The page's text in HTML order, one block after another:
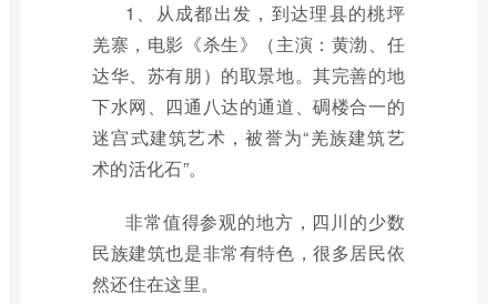
1、从成都出发，到达理县的桃坪
羌寨，电影《杀生》（主演：黄渤、任
达华、苏有朋）的取景地。其完善的地
下水网、四通八达的通道、碉楼合一的
迷宫式建筑艺术，被誉为“羌族建筑艺
术的活化石”。
非常值得参观的地方，四川的少数
民族建筑也是非常有特色，很多居民依
然还住在这里。